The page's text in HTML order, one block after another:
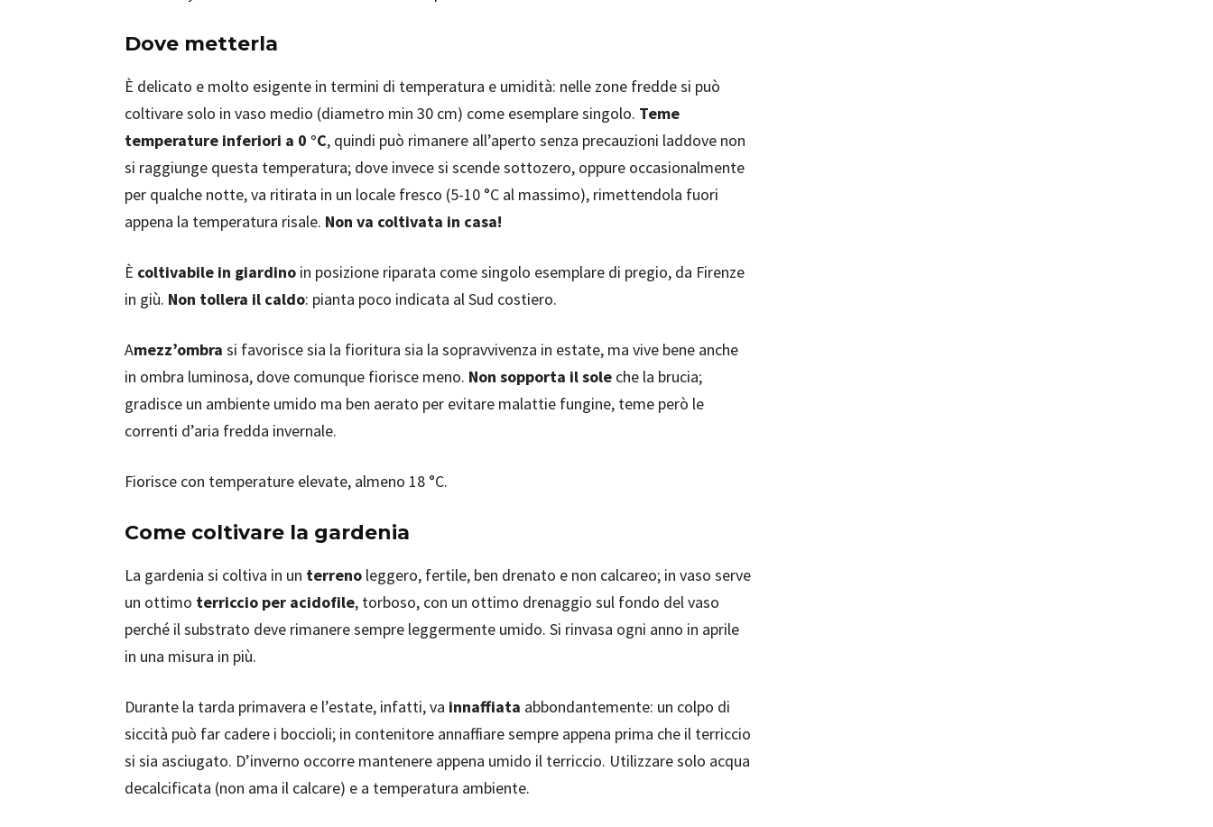
Dove metterla
È delicato e molto esigente in termini di temperatura e umidità: nelle zone fredde si può
coltivare solo in vaso medio (diametro min 30 cm) come esemplare singolo. Teme
temperature inferiori a 0 °C, quindi può rimanere all’aperto senza precauzioni laddove non
si raggiunge questa temperatura; dove invece si scende sottozero, oppure occasionalmente
per qualche notte, va ritirata in un locale fresco (5-10 °C al massimo), rimettendola fuori
appena la temperatura risale. Non va coltivata in casa!
È coltivabile in giardino in posizione riparata come singolo esemplare di pregio, da Firenze
in giù. Non tollera il caldo: pianta poco indicata al Sud costiero.
Amezz’ombra si favorisce sia la fioritura sia la sopravvivenza in estate, ma vive bene anche
in ombra luminosa, dove comunque fiorisce meno. Non sopporta il sole che la brucia;
gradisce un ambiente umido ma ben aerato per evitare malattie fungine, teme però le
correnti d’aria fredda invernale.
Fiorisce con temperature elevate, almeno 18 °C.
Come coltivare la gardenia
La gardenia si coltiva in un terreno leggero, fertile, ben drenato e non calcareo; in vaso serve
un ottimo terriccio per acidofile, torboso, con un ottimo drenaggio sul fondo del vaso
perché il substrato deve rimanere sempre leggermente umido. Si rinvasa ogni anno in aprile
in una misura in più.
Durante la tarda primavera e l’estate, infatti, va innaffiata abbondantemente: un colpo di
siccità può far cadere i boccioli; in contenitore annaffiare sempre appena prima che il terriccio
si sia asciugato. D’inverno occorre mantenere appena umido il terriccio. Utilizzare solo acqua
decalcificata (non ama il calcare) e a temperatura ambiente.